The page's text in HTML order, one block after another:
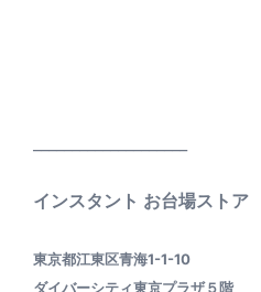
インスタント お台場ストア
東京都江東区青海1-1-10
ダイバーシティ東京プラザ５階